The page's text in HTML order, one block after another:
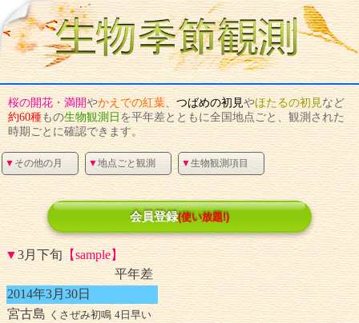
桜の開花・満開やかえでの紅葉、つばめの初見やほたるの初見など
約60種もの生物観測日 を平年差とともに全国地点ごと、観測された
時期ごとに確認できます。
▼ その他の月 ▼地点ごと観測 ▼生物観測項目
会員登録(使い放題!)
▼3月下旬【sample】
平年差
2014年3月30日
宮古島 くさぜみ初鳴 4日早い